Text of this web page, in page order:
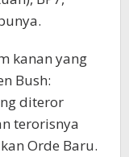
kanan yang
Bush:
diteror
terorisnya
Orde Baru.